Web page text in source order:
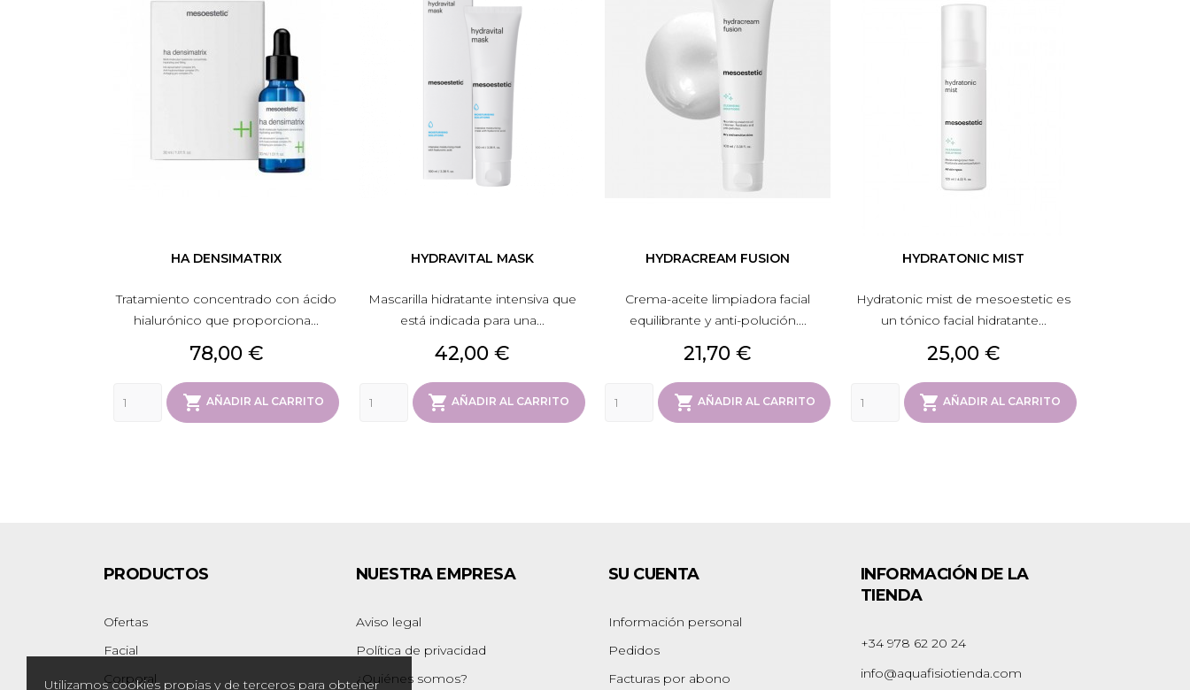
Utilizamos cookies propias y de terceros para obtener
HA DENSIMATRIX
Tratamiento concentrado con ácido
hialurónico que proporciona...
Precio
78,00 €
 AÑADIR AL CARRITO
HYDRAVITAL MASK
Mascarilla hidratante intensiva que
está indicada para una...
Precio
42,00 €
 AÑADIR AL CARRITO
HYDRACREAM FUSION
Crema-aceite limpiadora facial
equilibrante y anti-polución....
Precio
21,70 €
 AÑADIR AL CARRITO
HYDRATONIC MIST
Hydratonic mist de mesoestetic es
un tónico facial hidratante...
Precio
25,00 €
 AÑADIR AL CARRITO
PRODUCTOS
Ofertas
Facial
Corporal
NUESTRA EMPRESA
Aviso legal
Política de privacidad
¿Quiénes somos?
SU CUENTA
Información personal
Pedidos
Facturas por abono
INFORMACIÓN DE LA
TIENDA
+34 978 62 20 24
info@aquafisiotienda.com